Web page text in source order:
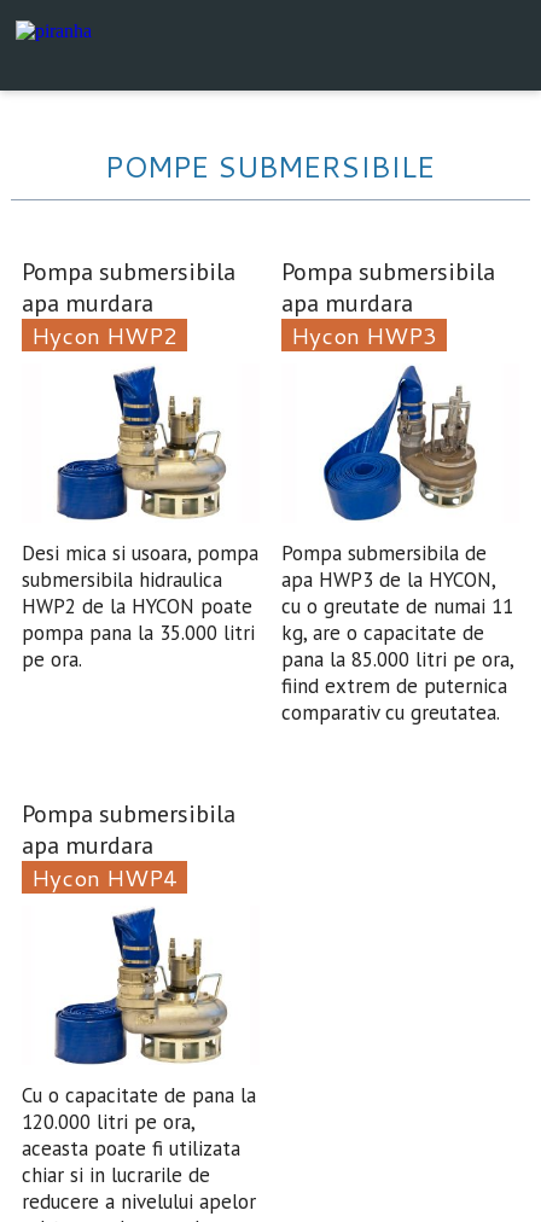
POMPE SUBMERSIBILE
Pompa submersibila
apa murdara
Hycon HWP2
Desi mica si usoara, pompa
submersibila hidraulica
HWP2 de la HYCON poate
pompa pana la 35.000 litri
pe ora.
Pompa submersibila
apa murdara
Hycon HWP3
Pompa submersibila de
apa HWP3 de la HYCON,
cu o greutate de numai 11
kg, are o capacitate de
pana la 85.000 litri pe ora,
fiind extrem de puternica
comparativ cu greutatea.
Pompa submersibila
apa murdara
Hycon HWP4
Cu o capacitate de pana la
120.000 litri pe ora,
aceasta poate fi utilizata
chiar si in lucrarile de
reducere a nivelului apelor